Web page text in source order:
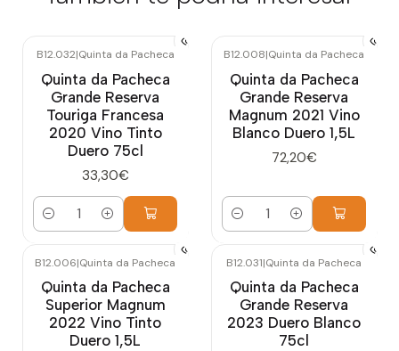
B12.032|Quinta da Pacheca
Quinta da Pacheca
Grande Reserva
Touriga Francesa
2020 Vino Tinto
Duero 75cl
33,30€
Cantidad
B12.008|Quinta da Pacheca
Quinta da Pacheca
Grande Reserva
Magnum 2021 Vino
Blanco Duero 1,5L
72,20€
Cantidad
B12.006|Quinta da Pacheca
Quinta da Pacheca
Superior Magnum
2022 Vino Tinto
Duero 1,5L
B12.031|Quinta da Pacheca
Quinta da Pacheca
Grande Reserva
2023 Duero Blanco
75cl